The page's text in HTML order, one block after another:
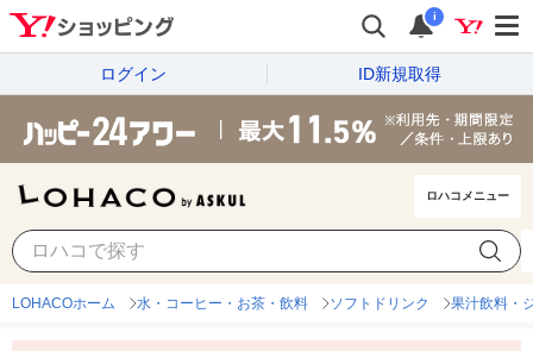
i
ログイン ID新規取得
ロハコメニュー
LOHACOホーム 水・コーヒー・お茶・飲料 ソフトドリンク 果汁飲料・